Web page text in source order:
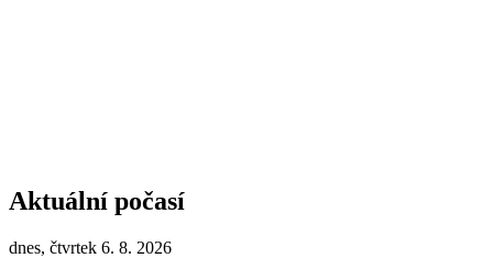
Aktuální počasí
dnes, čtvrtek 6. 8. 2026